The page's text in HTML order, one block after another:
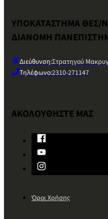
ΥΠΟΚΑΤΑΣΤΗΜΑ ΘΕΣ/
ΔΙΑΝΟΜΗ
Διεύθυνση:Στρατηγού
Τηλέφωνο:2310-271147
ΑΚΟΛΟΥΘΗΣΤΕ ΜΑΣ
Όροι Χρήσης